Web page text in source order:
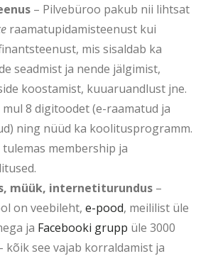
– Pilvebüroo pakub nii lihtsat
raamatupidamisteenust kui
mis sisaldab ka
seadmist ja nende jälgimist,
koostamist, kuuaruandlust jne.
mul 8 digitoodet (e-raamatud ja
ning nüüd ka koolitusprogramm.
tulemas membership ja
müük, internetiturundus –
on veebileht, e-pood, meililist üle
ja Facebooki grupp üle 3000
kõik see vajab korraldamist ja